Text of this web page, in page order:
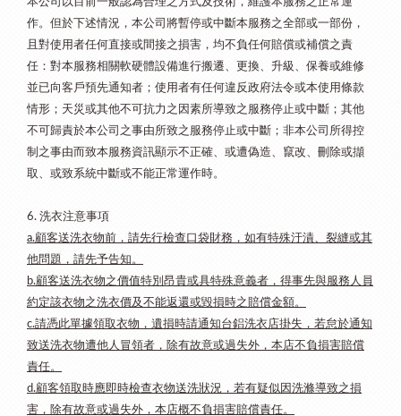
作。但於下述情況，本公司將暫停或中斷本服務之全部或一部份，
且對使用者任何直接或間接之損害，均不負任何賠償或補償之責
任： 對本服務相關軟硬體設備進行搬遷、更換、升級、保養或維修
並已向客戶預先通知者； 使用者有任何違反政府法令或本使用條款
情形； 天災或其他不可抗力之因素所導致之服務停止或中斷； 其他
不可歸責於本公司之事由所致之服務停止或中斷； 非本公司所得控
制之事由而致本服務資訊顯示不正確、或遭偽造、竄改、刪除或擷
取、或致系統中斷或不能正常運作時。
6. 洗衣注意事項
a.顧客送洗衣物前，請先行檢查口袋財務，如有特殊汙漬、裂縫或其
他問題，請先予告知。
b.顧客送洗衣物之價值特別昂貴或具特殊意義者，得事先與服務人員
約定該衣物之洗衣價及不能返還或毀損時之賠償金額。
c.請憑此單據領取衣物，遺損時請通知台鋁洗衣店掛失，若怠於通知
致送洗衣物遭他人冒領者，除有故意或過失外，本店不負損害賠償
責任。
d.顧客領取時應即時檢查衣物送洗狀況，若有疑似因洗滌導致之損
害，除有故意或過失外，本店概不負損害賠償責任。